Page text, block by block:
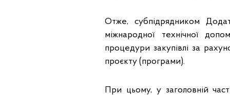
Отже, субпідрядником
міжнародної технічної
процедури закупівлі за
проєкту (програми).
При цьому, у заголовній